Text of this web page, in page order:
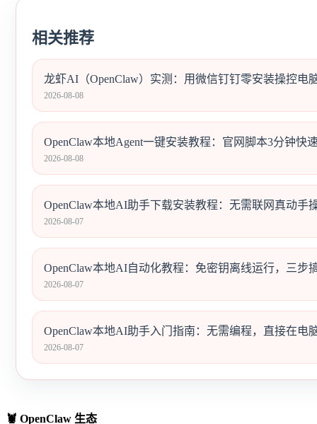
相关推荐
龙虾AI（OpenClaw）实测：用微信钉钉零安装操控电
2026-08-08
OpenClaw本地Agent一键安装教程：官网脚本3分钟快
2026-08-08
OpenClaw本地AI助手下载安装教程：无需联网真动手
2026-08-07
OpenClaw本地AI自动化教程：免密钥离线运行，三步
2026-08-07
OpenClaw本地AI助手入门指南：无需编程，直接在电
2026-08-07
🦞 OpenClaw 生态